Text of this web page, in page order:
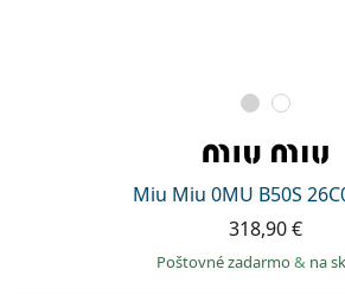
Miu Miu 0MU B50S
318,90 €
Poštovné zadarmo& na